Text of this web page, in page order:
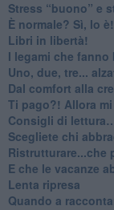
​Stress “buono” e
​È normale? Sì, lo è!
​Libri in libertà!
​I legami che fanno
Uno, due, tre...
​Dal comfort alla
​Ti pago?! Allora
​Consigli di
​Scegliete chi
​Ristrutturare...che
​E che le vacanze
​Lenta ripresa
​Quando a